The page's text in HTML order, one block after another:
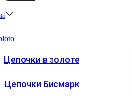
Цепочки в золоте
Цепочки Бисмарк